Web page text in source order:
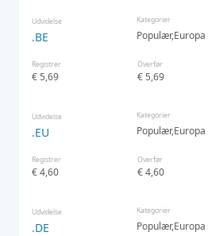
Udvidelse
.BE
Kategorier
Populær Europa
Registrer
€ 5,69
Overfør
€ 5,69
Udvidelse
.EU
Kategorier
Populær Europa
Registrer
€ 4,60
Overfør
€ 4,60
Udvidelse
.DE
Kategorier
Populær Europa